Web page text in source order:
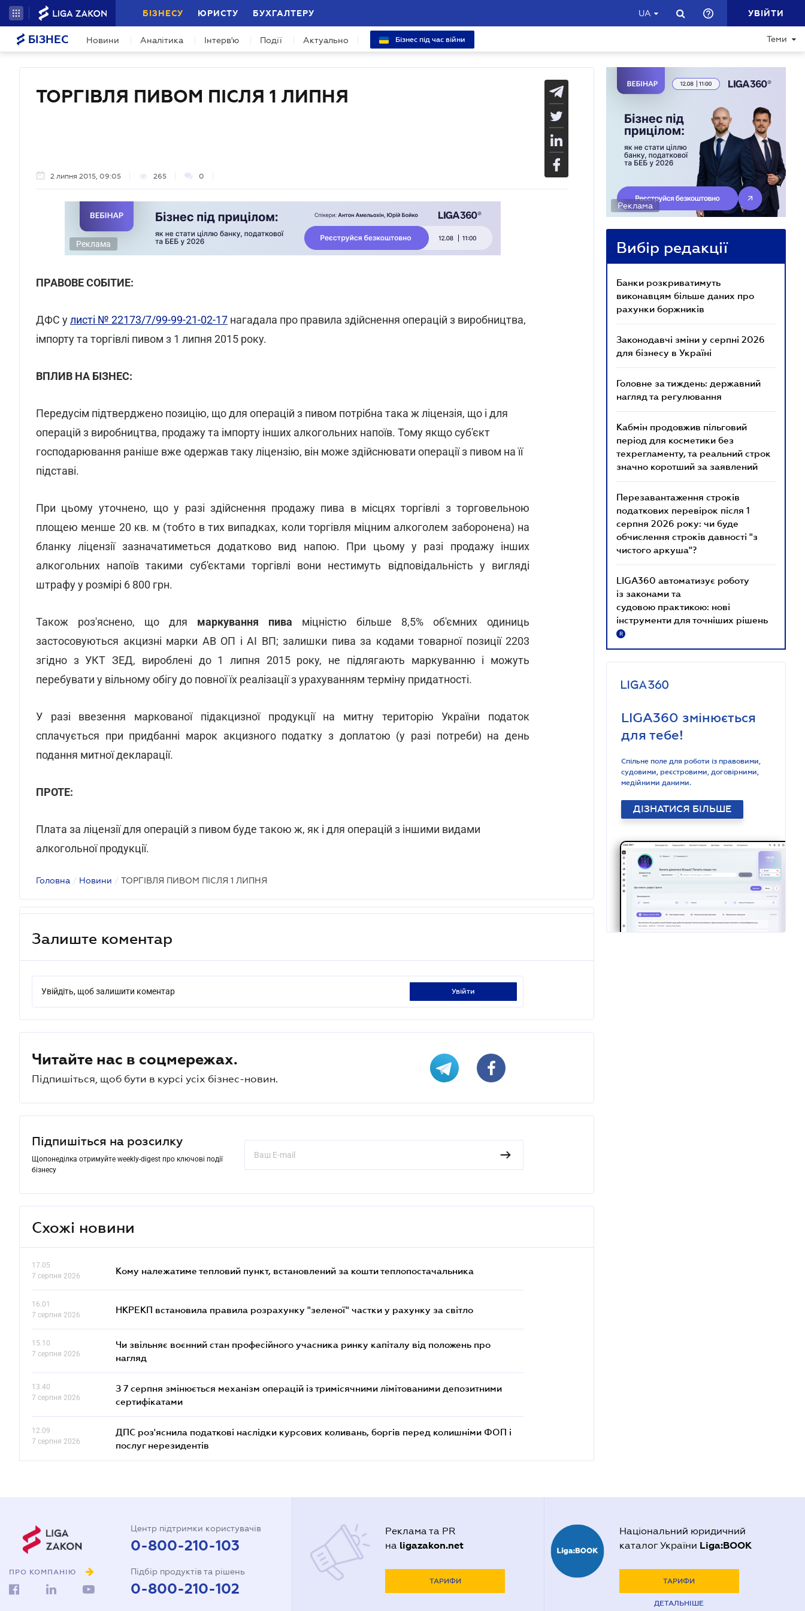
БІЗНЕСУ ЮРИСТУ БУХГАЛТЕРУ UA УВІЙТИ
БІЗНЕС Новини Аналітика Інтерв'ю Події Актуально Бізнес під час війни Теми
ТОРГІВЛЯ ПИВОМ ПІСЛЯ 1 ЛИПНЯ
2 липня 2015, 09:05 265 0
Реклама
ПРАВОВЕ СОБІТИЕ:
ДФС улисті № 22173/7/99-99-21-02-17 нагадала про правила здійснення операцій з виробництва,
імпорту та торгівлі пивом з 1 липня 2015 року.
ВПЛИВ НА БІЗНЕС:
Передусім підтверджено позицію, що для операцій з пивом потрібна така ж ліцензія, що і для
операцій з виробництва, продажу та імпорту інших алкогольних напоїв. Тому якщо суб'єкт
господарювання раніше вже одержав таку ліцензію, він може здійснювати операції з пивом на її
підставі.
При цьому уточнено, що у разі здійснення продажу пива в місцях торгівлі з торговельною
площею менше 20 кв. м (тобто в тих випадках, коли торгівля міцним алкоголем заборонена) на
бланку ліцензії зазначатиметься додатково вид напою. При цьому у разі продажу інших
алкогольних напоїв такими суб'єктами торгівлі вони нестимуть відповідальність у вигляді
штрафу у розмірі 6 800 грн.
Також роз'яснено, що для маркування пива міцністю більше 8,5% об'ємних одиниць
застосовуються акцизні марки АВ ОП і АІ ВП; залишки пива за кодами товарної позиції 2203
згідно з УКТ ЗЕД, вироблені до 1 липня 2015 року, не підлягають маркуванню і можуть
перебувати у вільному обігу до повної їх реалізації з урахуванням терміну придатності.
У разі ввезення маркованої підакцизної продукції на митну територію України податок
сплачується при придбанні марок акцизного податку з доплатою (у разі потреби) на день
подання митної декларації.
ПРОТЕ:
Плата за ліцензії для операцій з пивом буде такою ж, як і для операцій з іншими видами
алкогольної продукції.
Головна / Новини / ТОРГІВЛЯ ПИВОМ ПІСЛЯ 1 ЛИПНЯ
Залиште коментар
Увійдіть, щоб залишити коментар увійти
Читайте нас в соцмережах.
Підпишіться, щоб бути в курсі усіх бізнес-новин.
Підпишіться на розсилку
Щопонеділка отримуйте weekly-digest про ключові події
бізнесу
Схожі новини
17.05
7 серпня 2026
Кому належатиме тепловий пункт, встановлений за кошти теплопостачальника
16.01
7 серпня 2026
НКРЕКП встановила правила розрахунку "зеленої" частки у рахунку за світло
15.10
7 серпня 2026
Чи звільняє воєнний стан професійного учасника ринку капіталу від положень про
нагляд
13.40
7 серпня 2026
З 7 серпня змінюється механізм операцій із тримісячними лімітованими депозитними
сертифікатами
12.09
7 серпня 2026
ДПС роз'яснила податкові наслідки курсових коливань, боргів перед колишніми ФОП і
послуг нерезидентів
Реклама
Вибір редакції
Банки розкриватимуть
виконавцям більше даних про
рахунки боржників
Законодавчі зміни у серпні 2026
для бізнесу в Україні
Головне за тиждень: державний
нагляд та регулювання
Кабмін продовжив пільговий
період для косметики без
техрегламенту, та реальний строк
значно коротший за заявлений
Перезавантаження строків
податкових перевірок після 1
серпня 2026 року: чи буде
обчислення строків давності "з
чистого аркуша"?
LIGA360 автоматизує роботу
із законами та
судовою практикою: нові
інструменти для точніших рішень
R
LIGA360 змінюється
для тебе!
Спільне поле для роботи із правовими,
судовими, реєстровими, договірними,
медійними даними.
ДІЗНАТИСЯ БІЛЬШЕ
ПРО КОМПАНІЮ
Центр підтримки користувачів
0-800-210-103
Підбір продуктів та рішень
0-800-210-102
Реклама та PR
на ligazakon.net
ТАРИФИ
Національний юридичний
каталог України Liga:BOOK
ТАРИФИ
ДЕТАЛЬНІШЕ